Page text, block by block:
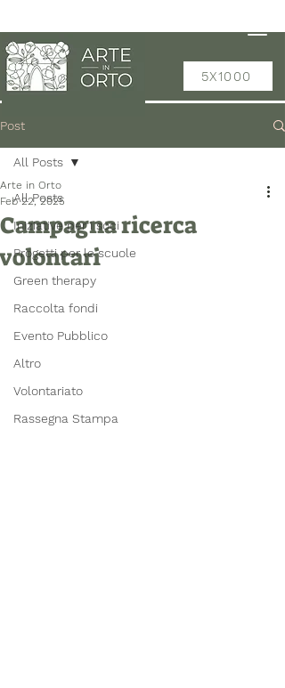
5X1000
Post
All Posts
Iniziative per i soci
Progetti per le scuole
Green therapy
Raccolta fondi
Evento Pubblico
Altro
Volontariato
Rassegna Stampa
All Posts
Campagna ricerca
volontari
Arte in Orto
Feb 22, 2025